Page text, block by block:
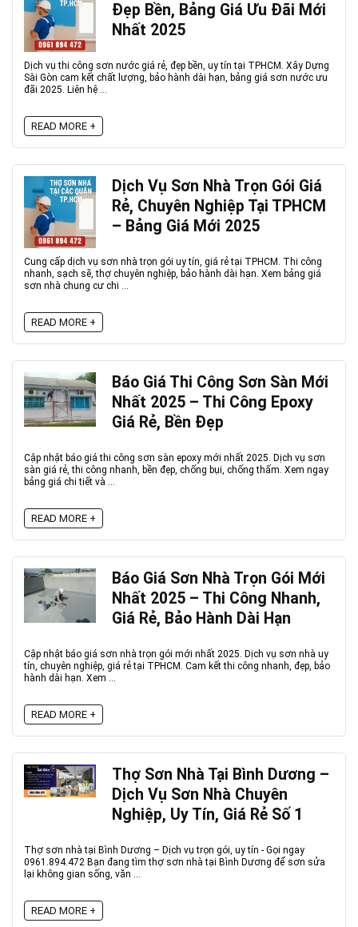
Đẹp Bền, Bảng Giá Ưu Đãi Mới
Nhất 2025
Dịch vụ thi công sơn nước giá rẻ, đẹp bền, uy tín tại TPHCM. Xây Dựng
Sài Gòn cam kết chất lượng, bảo hành dài hạn, bảng giá sơn nước ưu
đãi 2025. Liên hệ ...
READ MORE +
Dịch Vụ Sơn Nhà Trọn Gói Giá
Rẻ, Chuyên Nghiệp Tại TPHCM
– Bảng Giá Mới 2025
Cung cấp dịch vụ sơn nhà trọn gói uy tín, giá rẻ tại TPHCM. Thi công
nhanh, sạch sẽ, thợ chuyên nghiệp, bảo hành dài hạn. Xem bảng giá
sơn nhà chung cư chi ...
READ MORE +
Báo Giá Thi Công Sơn Sàn Mới
Nhất 2025 – Thi Công Epoxy
Giá Rẻ, Bền Đẹp
Cập nhật báo giá thi công sơn sàn epoxy mới nhất 2025. Dịch vụ sơn
sàn giá rẻ, thi công nhanh, bền đẹp, chống bụi, chống thấm. Xem ngay
bảng giá chi tiết và ...
READ MORE +
Báo Giá Sơn Nhà Trọn Gói Mới
Nhất 2025 – Thi Công Nhanh,
Giá Rẻ, Bảo Hành Dài Hạn
Cập nhật báo giá sơn nhà trọn gói mới nhất 2025. Dịch vụ sơn nhà uy
tín, chuyên nghiệp, giá rẻ tại TPHCM. Cam kết thi công nhanh, đẹp, bảo
hành dài hạn. Xem ...
READ MORE +
Thợ Sơn Nhà Tại Bình Dương –
Dịch Vụ Sơn Nhà Chuyên
Nghiệp, Uy Tín, Giá Rẻ Số 1
Thợ sơn nhà tại Bình Dương – Dịch vụ trọn gói, uy tín - Gọi ngay
0961.894.472 Bạn đang tìm thợ sơn nhà tại Bình Dương để sơn sửa
lại không gian sống, văn ...
READ MORE +